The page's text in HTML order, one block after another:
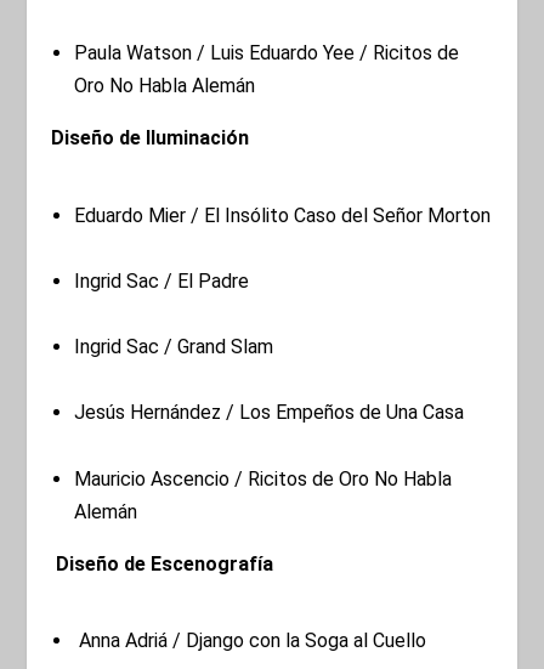
Paula Watson / Luis Eduardo Yee / Ricitos de
Oro No Habla Alemán
Diseño de Iluminación
Eduardo Mier / El Insólito Caso del Señor Morton
Ingrid Sac / El Padre
Ingrid Sac / Grand Slam
Jesús Hernández / Los Empeños de Una Casa
Mauricio Ascencio / Ricitos de Oro No Habla
Alemán
Diseño de Escenografía
Anna Adriá / Django con la Soga al Cuello